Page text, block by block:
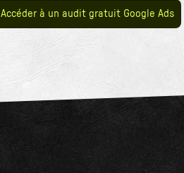
Accéder à un audit gratuit Google Ads